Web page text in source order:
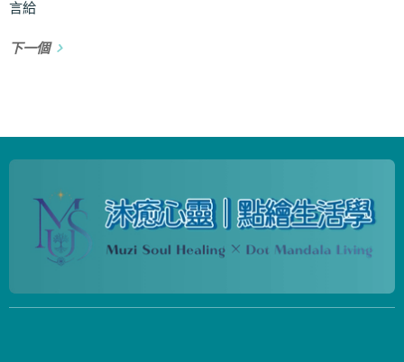
言給
下一個